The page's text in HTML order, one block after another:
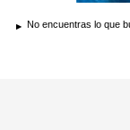
No encuentras lo que